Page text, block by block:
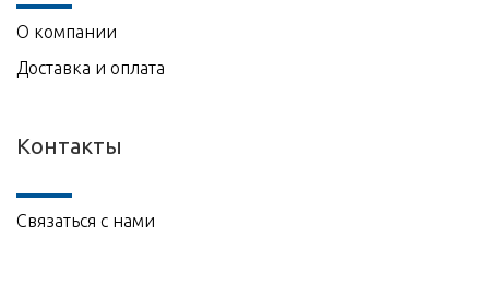
О компании
Доставка и оплата
Контакты
Связаться с нами